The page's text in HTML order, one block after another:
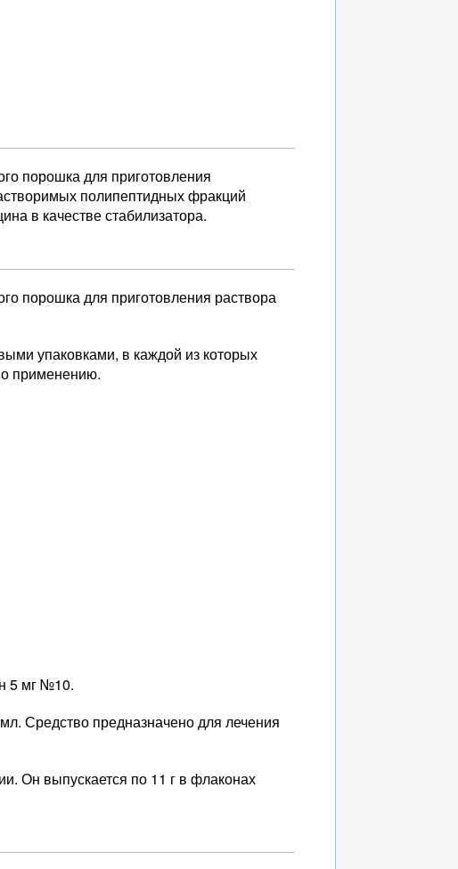
порошка для приготовления
полипептидных фракций
в качестве стабилизатора.
порошка для приготовления раствора
упаковками, в каждой из которых
применению.
5 мг №10.
Средство предназначено для лечения
Он выпускается по 11 г в флаконах